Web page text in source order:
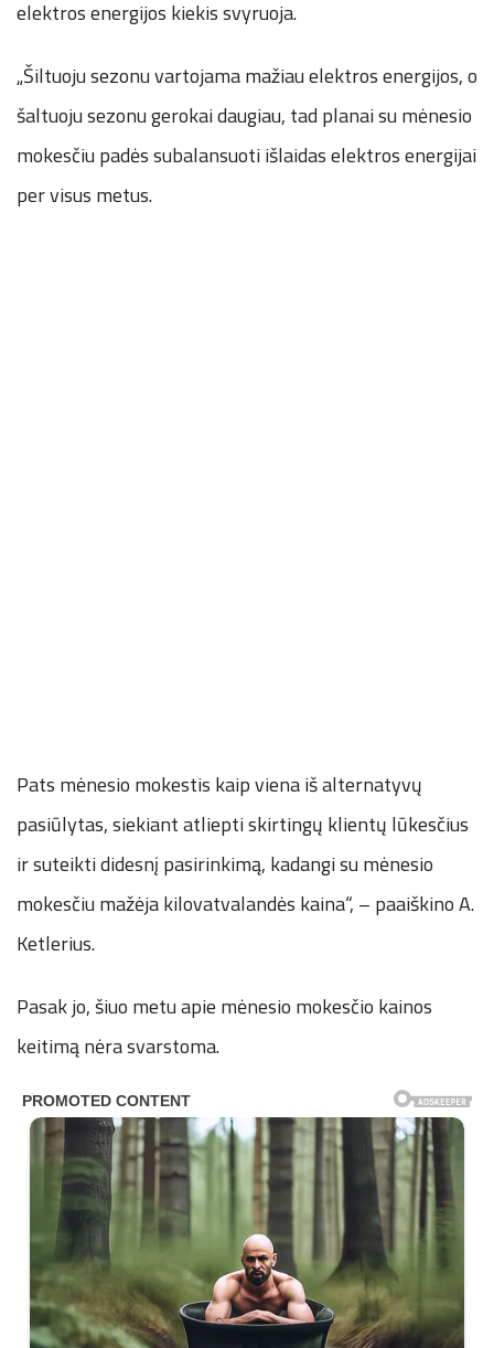
elektros energijos kiekis svyruoja.
„Šiltuoju sezonu vartojama mažiau elektros energijos, o
šaltuoju sezonu gerokai daugiau, tad planai su mėnesio
mokesčiu padės subalansuoti išlaidas elektros energijai
per visus metus.
Pats mėnesio mokestis kaip viena iš alternatyvų
pasiūlytas, siekiant atliepti skirtingų klientų lūkesčius
ir suteikti didesnį pasirinkimą, kadangi su mėnesio
mokesčiu mažėja kilovatvalandės kaina“, – paaiškino A.
Ketlerius.
Pasak jo, šiuo metu apie mėnesio mokesčio kainos
keitimą nėra svarstoma.